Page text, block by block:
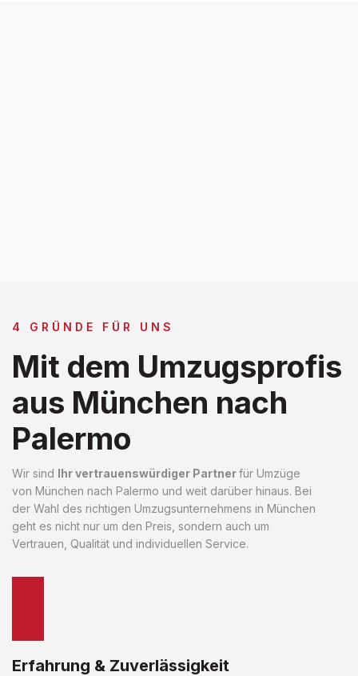
4 GRÜNDE FÜR UNS
Mit dem Umzugsprofis
aus München nach
Palermo
Wir sind Ihr vertrauenswürdiger Partnerfür Umzüge
von München nach Palermo und weit darüber hinaus. Bei
der Wahl des richtigen Umzugsunternehmens in München
geht es nicht nur um den Preis, sondern auch um
Vertrauen, Qualität und individuellen Service.
Erfahrung & Zuverlässigkeit